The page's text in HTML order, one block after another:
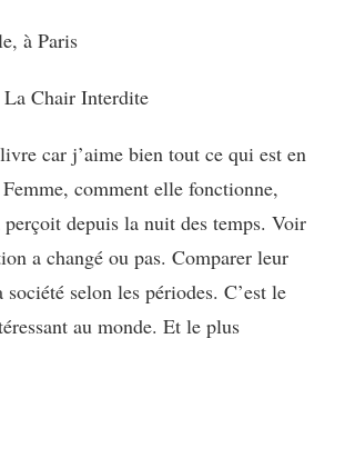
à Paris
Chair Interdite
car j’aime bien tout ce qui est en
comment elle fonctionne,
depuis la nuit des temps. Voir
a changé ou pas. Comparer leur
selon les périodes. C’est le
au monde. Et le plus